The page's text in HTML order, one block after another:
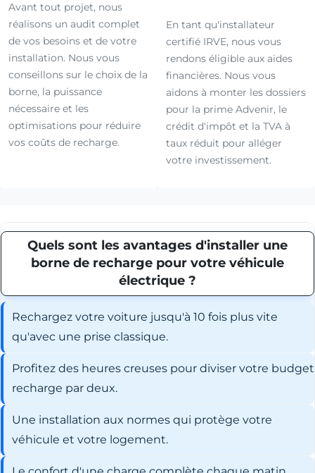
Avant tout projet, nous
réalisons un audit complet
de vos besoins et de votre
installation. Nous vous
conseillons sur le choix de la
borne, la puissance
nécessaire et les
optimisations pour réduire
vos coûts de recharge.
En tant qu'installateur
certifié IRVE, nous vous
rendons éligible aux aides
financières. Nous vous
aidons à monter les dossiers
pour la prime Advenir, le
crédit d'impôt et la TVA à
taux réduit pour alléger
votre investissement.
Quels sont les avantages d'installer une
borne de recharge pour votre véhicule
électrique ?
Rechargez votre voiture jusqu'à 10 fois plus vite
qu'avec une prise classique.
Profitez des heures creuses pour diviser votre budget
recharge par deux.
Une installation aux normes qui protège votre
véhicule et votre logement.